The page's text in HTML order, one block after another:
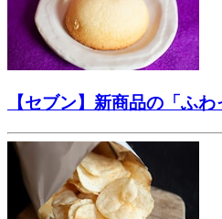
【セブン】新商品の「ふ